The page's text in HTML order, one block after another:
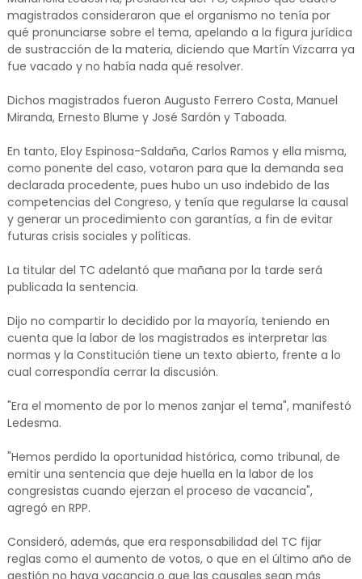
magistrados consideraron que el organismo no tenía por
qué pronunciarse sobre el tema, apelando a la figura jurídica
de sustracción de la materia, diciendo que Martín Vizcarra ya
fue vacado y no había nada qué resolver.
Dichos magistrados fueron Augusto Ferrero Costa, Manuel
Miranda, Ernesto Blume y José Sardón y Taboada.
En tanto, Eloy Espinosa-Saldaña, Carlos Ramos y ella misma,
como ponente del caso, votaron para que la demanda sea
declarada procedente, pues hubo un uso indebido de las
competencias del Congreso, y tenía que regularse la causal
y generar un procedimiento con garantías, a fin de evitar
futuras crisis sociales y políticas.
La titular del TC adelantó que mañana por la tarde será
publicada la sentencia.
Dijo no compartir lo decidido por la mayoría, teniendo en
cuenta que la labor de los magistrados es interpretar las
normas y la Constitución tiene un texto abierto, frente a lo
cual correspondía cerrar la discusión.
"Era el momento de por lo menos zanjar el tema", manifestó
Ledesma.
"Hemos perdido la oportunidad histórica, como tribunal, de
emitir una sentencia que deje huella en la labor de los
congresistas cuando ejerzan el proceso de vacancia",
agregó en RPP.
Consideró, además, que era responsabilidad del TC fijar
reglas como el aumento de votos, o que en el último año de